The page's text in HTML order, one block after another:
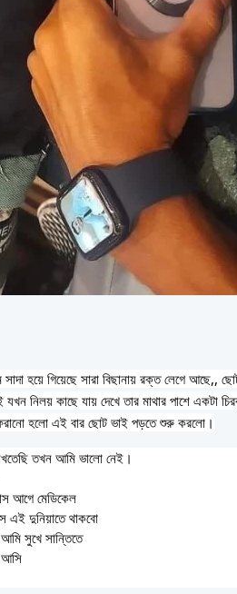
হয়ে গিয়েছে সারা বিছানায় রক্ত লেগে আছে,,
নিলয় কাছে যায় দেখে তার মাথার পাশে একটা
হলো এই বার ছোট ভাই পড়তে শুরু করলো।
তখন আমি ভালো নেই।
আগে মেডিকেল
এই দুনিয়াতে থাকবো
সুখে সান্তিতে
আসি